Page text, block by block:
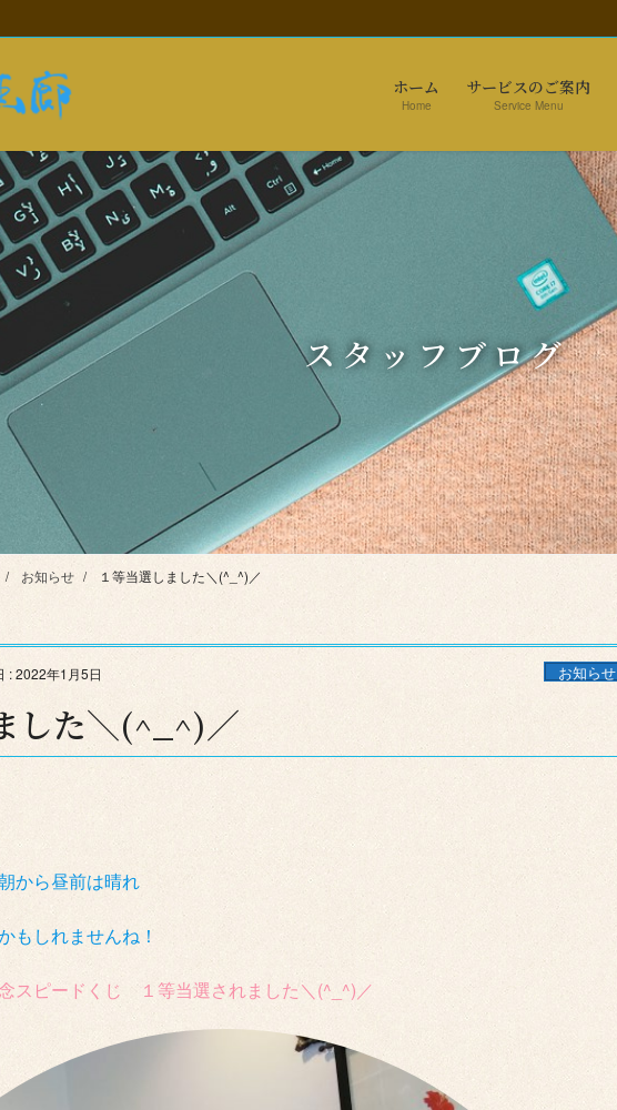
ホーム
Home
サービスのご案内
Service Menu
スタッフブログ
お知らせ １等当選しました＼(^_^)／
:2022年1月5日 お知らせ
した＼(^_^)／
から昼前は晴れ
もしれませんね！
スピードくじ １等当選されました＼(^_^)／